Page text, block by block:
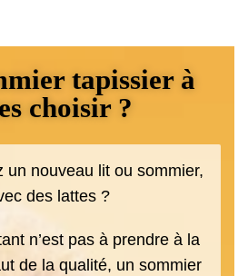
tapissier à
choisir ?
un nouveau lit ou sommier,
des lattes ?
n’est pas à prendre à la
de la qualité, un sommier